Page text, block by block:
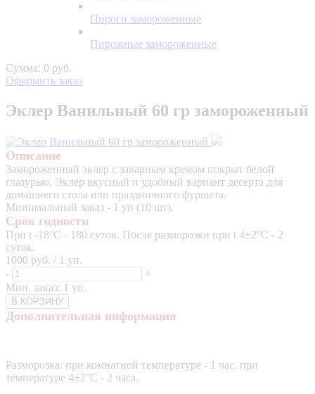
Пироги замороженные
Пирожные замороженные
Сумма: 0 руб.
Оформить заказ
Эклер Ванильный 60 гр замороженный
Описание
Замороженный эклер с заварным кремом покрыт белой
глазурью. Эклер вкусный и удобный вариант десерта для
домашнего стола или праздничного фуршета.
Минимальный заказ - 1 уп (10 шт).
Срок годности
При t -18°С - 180 суток. После разморозки при t 4±2°С - 2
суток.
1000 руб. / 1 уп.
-
+
Мин. заказ: 1 уп.
В КОРЗИНУ
Дополнительная информация
Разморозка: при комнатной температуре - 1 час, при
температуре 4±2°С - 2 часа.